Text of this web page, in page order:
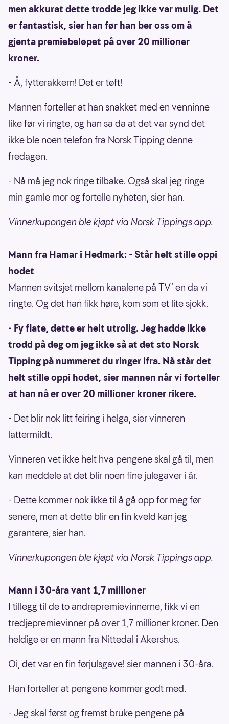
men akkurat dette trodde jeg ikke var mulig. Det
er fantastisk, sier han før han ber oss om å
gjenta premiebeløpet på over 20 millioner
kroner.
- Å, fytterakkern! Det er tøft!
Mannen forteller at han snakket med en venninne
like før vi ringte, og han sa da at det var synd det
ikke ble noen telefon fra Norsk Tipping denne
fredagen.
- Nå må jeg nok ringe tilbake. Også skal jeg ringe
min gamle mor og fortelle nyheten, sier han.
Vinnerkupongen ble kjøpt via Norsk Tippings app.
Mann fra Hamar i Hedmark: - Står helt stille oppi
hodet
Mannen svitsjet mellom kanalene på TV`en da vi
ringte. Og det han fikk høre, kom som et lite sjokk.
- Fy flate, dette er helt utrolig. Jeg hadde ikke
trodd på deg om jeg ikke så at det sto Norsk
Tipping på nummeret du ringer ifra. Nå står det
helt stille oppi hodet, sier mannen når vi forteller
at han nå er over 20 millioner kroner rikere.
- Det blir nok litt feiring i helga, sier vinneren
lattermildt.
Vinneren vet ikke helt hva pengene skal gå til, men
kan meddele at det blir noen fine julegaver i år.
- Dette kommer nok ikke til å gå opp for meg før
senere, men at dette blir en fin kveld kan jeg
garantere, sier han.
Vinnerkupongen ble kjøpt via Norsk Tippings app.
Mann i 30-åra vant 1,7 millioner
I tillegg til de to andrepremievinnerne, fikk vi en
tredjepremievinner på over 1,7 millioner kroner. Den
heldige er en mann fra Nittedal i Akershus.
Oi, det var en fin førjulsgave! sier mannen i 30-åra.
Han forteller at pengene kommer godt med.
- Jeg skal først og fremst bruke pengene på